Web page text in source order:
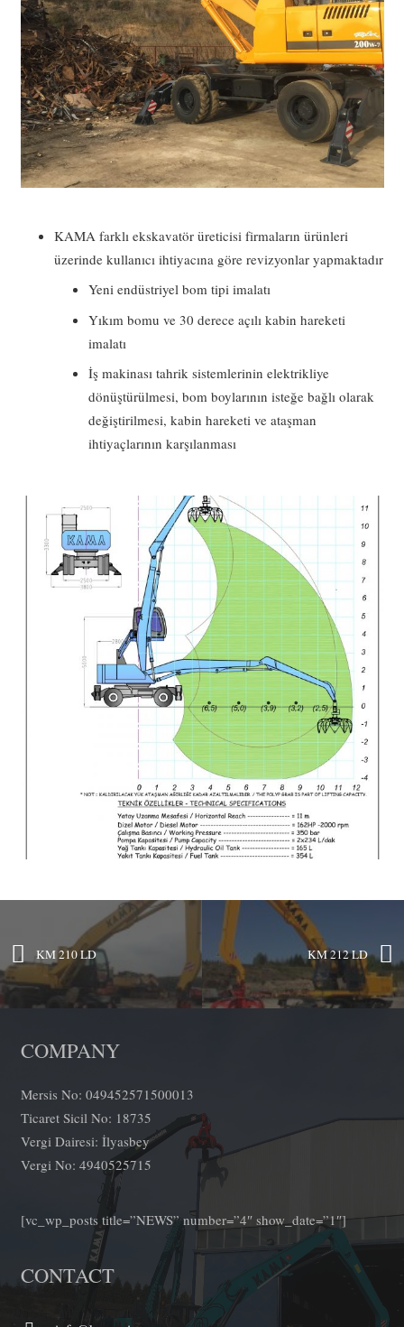
KAMA farklı ekskavatör üreticisi firmaların ürünleri
üzerinde kullanıcı ihtiyacına göre revizyonlar yapmaktadır
Yeni endüstriyel bom tipi imalatı
Yıkım bomu ve 30 derece açılı kabin hareketi
imalatı
İş makinası tahrik sistemlerinin elektrikliye
dönüştürülmesi, bom boylarının isteğe bağlı olarak
değiştirilmesi, kabin hareketi ve ataşman
ihtiyaçlarının karşılanması
KM 210 LD KM 212 LD
COMPANY
Mersis No: 049452571500013
Ticaret Sicil No: 18735
Vergi Dairesi: İlyasbey
Vergi No: 4940525715
[vc_wp_posts title=”NEWS” number=”4″ show_date=”1″]
CONTACT